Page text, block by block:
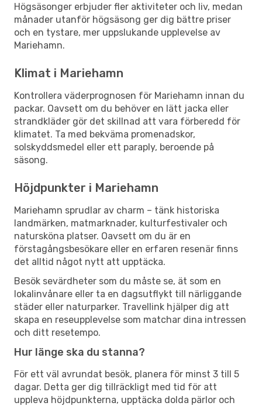
Högsäsonger erbjuder fler aktiviteter och liv, medan
månader utanför högsäsong ger dig bättre priser
och en tystare, mer uppslukande upplevelse av
Mariehamn.
Klimat i Mariehamn
Kontrollera väderprognosen för Mariehamn innan du
packar. Oavsett om du behöver en lätt jacka eller
strandkläder gör det skillnad att vara förberedd för
klimatet. Ta med bekväma promenadskor,
solskyddsmedel eller ett paraply, beroende på
säsong.
Höjdpunkter i Mariehamn
Mariehamn sprudlar av charm – tänk historiska
landmärken, matmarknader, kulturfestivaler och
natursköna platser. Oavsett om du är en
förstagångsbesökare eller en erfaren resenär finns
det alltid något nytt att upptäcka.
Besök sevärdheter som du måste se, ät som en
lokalinvånare eller ta en dagsutflykt till närliggande
städer eller naturparker. Travellink hjälper dig att
skapa en reseupplevelse som matchar dina intressen
och ditt resetempo.
Hur länge ska du stanna?
För ett väl avrundat besök, planera för minst 3 till 5
dagar. Detta ger dig tillräckligt med tid för att
uppleva höjdpunkterna, upptäcka dolda pärlor och